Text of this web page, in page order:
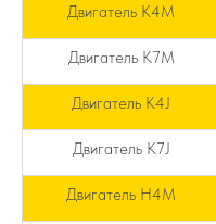
Двигатель K4M
Двигатель K7M
Двигатель K4J
Двигатель K7J
Двигатель H4M